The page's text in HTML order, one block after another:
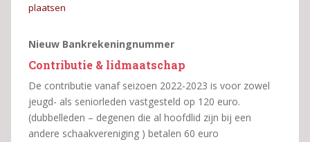
plaatsen
Nieuw Bankrekeningnummer
Contributie & lidmaatschap
De contributie vanaf seizoen 2022-2023 is voor zowel
jeugd- als seniorleden vastgesteld op 120 euro.
(dubbelleden – degenen die al hoofdlid zijn bij een
andere schaakvereniging ) betalen 60 euro